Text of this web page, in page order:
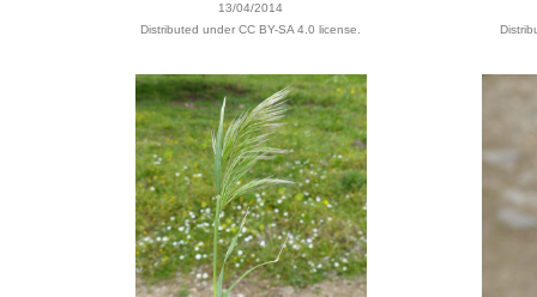
13/04/2014
Distributed under CC BY-SA 4.0 license.